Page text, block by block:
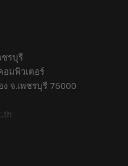
รบุรี
มพิวเตอร์
จ.เพชรบุรี 76000